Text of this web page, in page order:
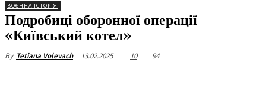
ВОЄННА ІСТОРІЯ
Подробиці оборонної операції
«Київський котел»
By Tetiana Volevach 13.02.2025 10 94